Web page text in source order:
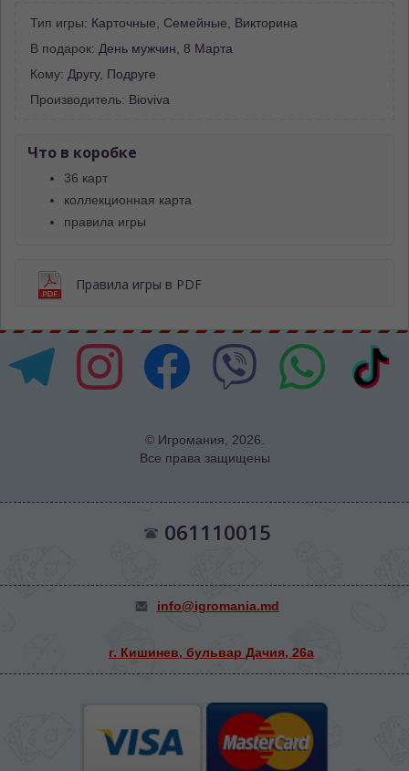
Тип игры: Карточные, Семейные, Викторина
В подарок: День мужчин, 8 Марта
Кому: Другу, Подруге
Производитель: Bioviva
Что в коробке
36 карт
коллекционная карта
правила игры
Правила игры в PDF
© Игромания, 2026.
Все права защищены
061110015
info@igromania.md
г. Кишинев, бульвар Дачия, 26а